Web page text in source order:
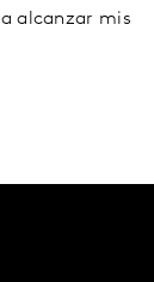
alcanzar mis